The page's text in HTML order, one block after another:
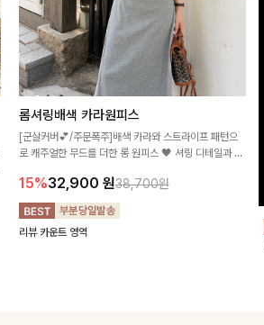
롬셔링배색 카라원피스
[군살커버💕/주문폭주]배색 카라와 스트라이프 패턴으
로 캐주얼한 무드를 더한 롱 원피스 🖤 셔링 디테일과 쫀
15%32,900 원38,700원
리뷰 카운트 영역